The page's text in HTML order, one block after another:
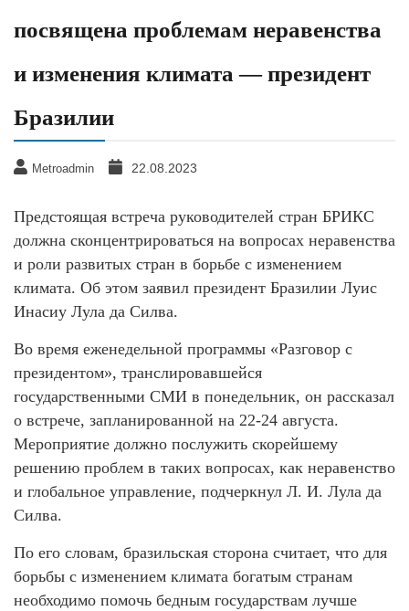
посвящена проблемам неравенства
и изменения климата — президент
Бразилии
Metroadmin 22.08.2023
Предстоящая встреча руководителей стран БРИКС
должна сконцентрироваться на вопросах неравенства
и роли развитых стран в борьбе с изменением
климата. Об этом заявил президент Бразилии Луис
Инасиу Лула да Силва.
Во время еженедельной программы «Разговор с
президентом», транслировавшейся
государственными СМИ в понедельник, он рассказал
о встрече, запланированной на 22-24 августа.
Мероприятие должно послужить скорейшему
решению проблем в таких вопросах, как неравенство
и глобальное управление, подчеркнул Л. И. Лула да
Силва.
По его словам, бразильская сторона считает, что для
борьбы с изменением климата богатым странам
необходимо помочь бедным государствам лучше